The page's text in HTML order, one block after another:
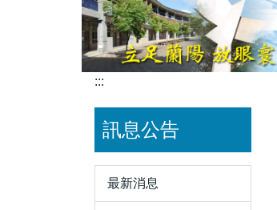
:::
訊息公告
最新消息